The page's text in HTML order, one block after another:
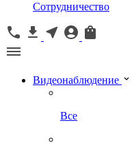
Сотрудничество
Видеонаблюдение
Все